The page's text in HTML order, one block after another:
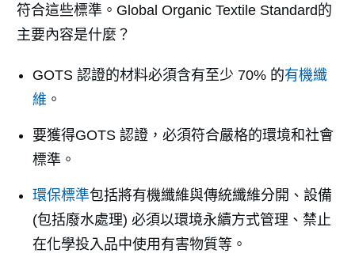
符合這些標準。Global Organic Textile Standard的
主要內容是什麼？
GOTS 認證的材料必須含有至少 70% 的有機纖
維 。
要獲得GOTS 認證，必須符合嚴格的環境和社會
標準。
環保標準包括將有機纖維與傳統纖維分開、設備
(包括廢水處理) 必須以環境永續方式管理、禁止
在化學投入品中使用有害物質等。